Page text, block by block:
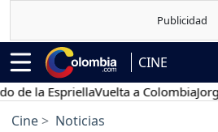
CINE
EspriellaVuelta a ColombiaJorge
Cine Noticias